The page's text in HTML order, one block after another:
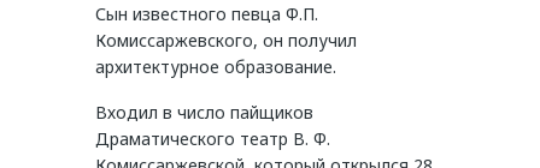
Сын известного певца Ф.П.
Комиссаржевского, он получил
архитектурное образование.
Входил в число пайщиков
Драматического театр В. Ф.